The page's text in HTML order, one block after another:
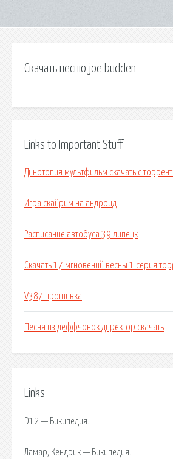
Скачать песню joe budden
Links to Important Stuff
Динотопия мультфильм скачать с
Игра скайрим на андроид
Расписание автобуса 39 липецк
Скачать 17 мгновений весны 1 серия
V387 прошивка
Песня из деффчонок директор скачать
Links
D12 — Википедия.
Ламар, Кендрик — Википедия.